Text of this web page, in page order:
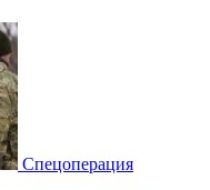
Спецоперация